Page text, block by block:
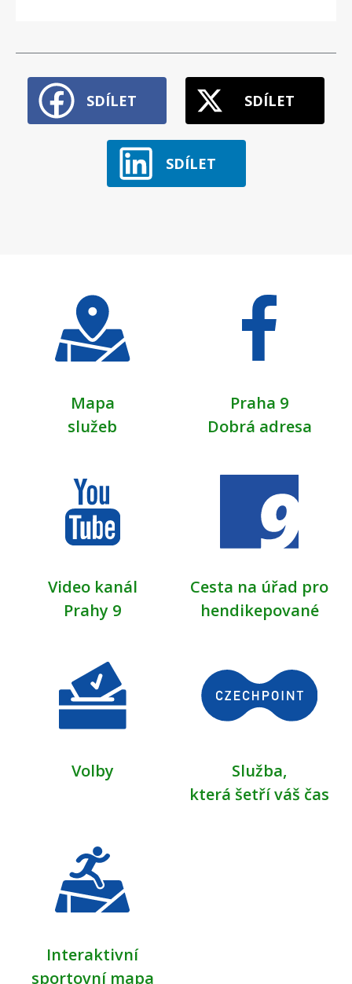
SDÍLET SDÍLET
SDÍLET
Mapa
služeb
Praha 9
Dobrá adresa
Video kanál
Prahy 9
Cesta na úřad pro
hendikepované
Volby
Služba,
která šetří váš čas
Interaktivní
sportovní mapa